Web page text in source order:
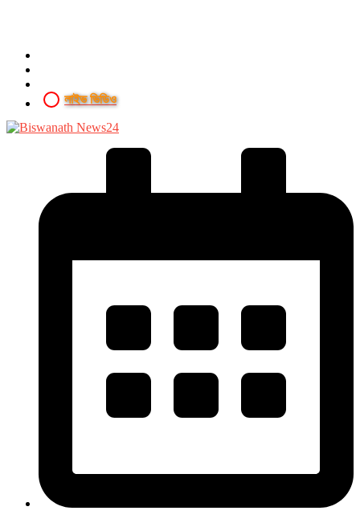
লাইভ ভিডিও